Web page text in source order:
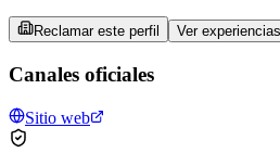
Reclamar este perfil Ver
Canales oficiales
Sitio web